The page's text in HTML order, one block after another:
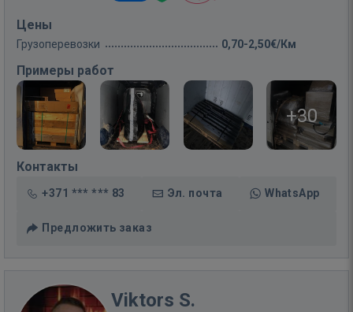
Цены
Грузоперевозки 0,70-2,50€/Км
Примеры работ
+30
Контакты
+371 *** *** 83 Эл. почта WhatsApp
Предложить заказ
Viktors S.